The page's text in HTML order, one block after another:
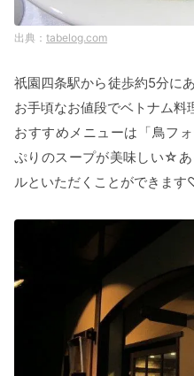
tabelog.com
祇園四条駅から徒歩約5分に
お手頃なお値段でベトナム料
おすすめメニューは「鳥フ
ぷりのスープが美味しい☆
ルといただくことができま